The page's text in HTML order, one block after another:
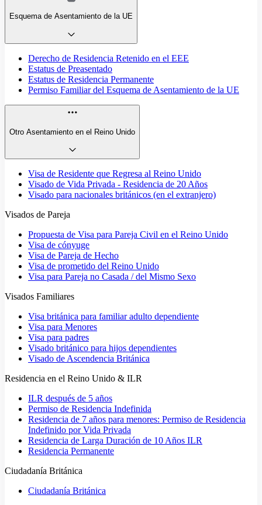
Esquema de Asentamiento de la UE
Derecho de Residencia Retenido en el EEE
Estatus de Preasentado
Estatus de Residencia Permanente
Permiso Familiar del Esquema de Asentamiento de la UE
Otro Asentamiento en el Reino Unido
Visa de Residente que Regresa al Reino Unido
Visado de Vida Privada - Residencia de 20 Años
Visado para nacionales británicos (en el extranjero)
Visados de Pareja
Propuesta de Visa para Pareja Civil en el Reino Unido
Visa de cónyuge
Visa de Pareja de Hecho
Visa de prometido del Reino Unido
Visa para Pareja no Casada / del Mismo Sexo
Visados Familiares
Visa británica para familiar adulto dependiente
Visa para Menores
Visa para padres
Visado británico para hijos dependientes
Visado de Ascendencia Británica
Residencia en el Reino Unido & ILR
ILR después de 5 años
Permiso de Residencia Indefinida
Residencia de 7 años para menores: Permiso de Residencia
Indefinido por Vida Privada
Residencia de Larga Duración de 10 Años ILR
Residencia Permanente
Ciudadanía Británica
Ciudadanía Británica